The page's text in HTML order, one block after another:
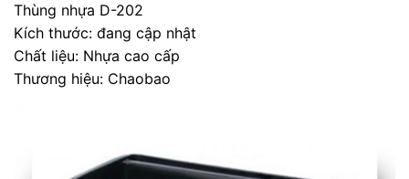
Thùng nhựa D-202
Kích thước: đang cập nhật
Chất liệu: Nhựa cao cấp
Thương hiệu: Chaobao